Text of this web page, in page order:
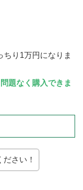
り1万円になりま
題なく購入できま
ださい！